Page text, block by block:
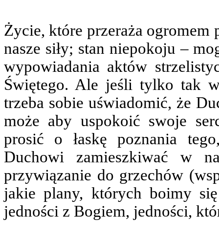
Życie, które przeraża ogromem
nasze siły; stan niepokoju –
wypowiadania aktów
Świętego. Ale jeśli tylko tak
trzeba sobie uświadomić, że
może aby uspokoić swoje
prosić o łaskę poznania
Duchowi zamieszkiwać w
przywiązanie do grzechów
jakie plany, których boimy
jedności z Bogiem, jedności,